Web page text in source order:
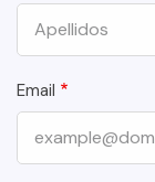
Email